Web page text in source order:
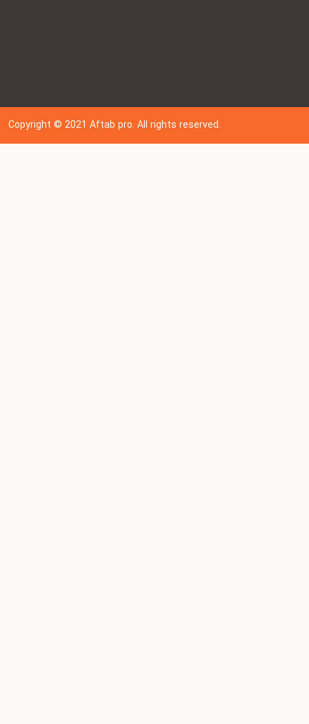
Copyright © 202 1Aftab pro. All rights reserved.